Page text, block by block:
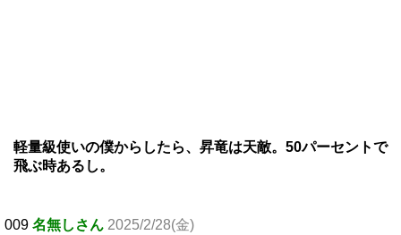
軽量級使いの僕からしたら、昇竜は天敵。50パーセントで
飛ぶ時あるし。
009 名無しさん 2025/2/28(金)